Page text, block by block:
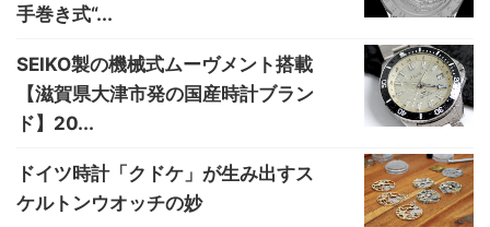
手巻き式“...
SEIKO製の機械式ムーヴメント搭載
【滋賀県大津市発の国産時計ブラン
ド】20...
ドイツ時計「クドケ」が生み出すス
ケルトンウオッチの妙